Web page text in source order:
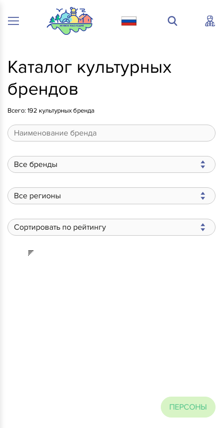
Каталог культурных
брендов
Всего:192 культурных бренда
Все бренды
Все регионы
Сортировать по рейтингу
ПЕРСОНЫ